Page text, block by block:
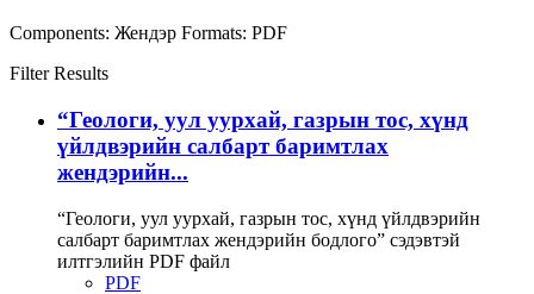
Components: Жендэр Formats: PDF
Filter Results
“Геологи, уул уурхай, газрын тос, хүнд
үйлдвэрийн салбарт баримтлах
жендэрийн...
“Геологи, уул уурхай, газрын тос, хүнд үйлдвэрийн
салбарт баримтлах жендэрийн бодлого” сэдэвтэй
илтгэлийн PDF файл
PDF